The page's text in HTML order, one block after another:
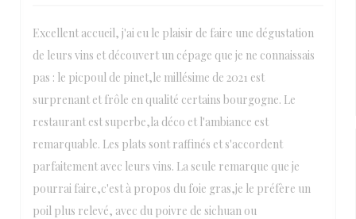
Excellent accueil, j'ai eu le plaisir de faire une dégustation
de leurs vins et découvert un cépage que je ne connaissais
pas : le picpoul de pinet,le millésime de 2021 est
surprenant et frôle en qualité certains bourgogne. Le
restaurant est superbe,la déco et l'ambiance est
remarquable. Les plats sont raffinés et s'accordent
parfaitement avec leurs vins. La seule remarque que je
pourrai faire,c'est à propos du foie gras,je le préfère un
poil plus relevé, avec du poivre de sichuan ou